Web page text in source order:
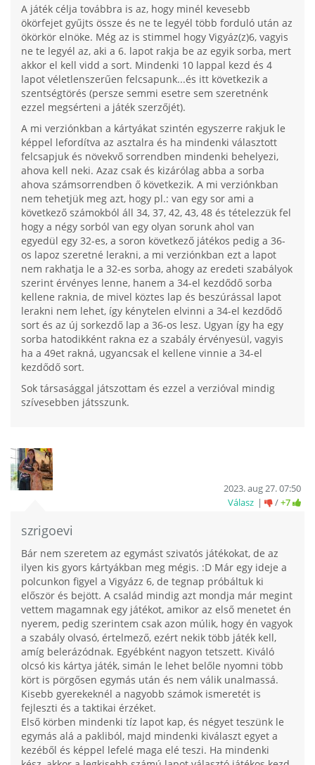
A játék célja továbbra is az, hogy minél kevesebb
ökörfejet gyűjts össze és ne te legyél több forduló után az
ökörkör elnöke. Még az is stimmel hogy Vigyáz(z)6, vagyis
ne te legyél az, aki a 6. lapot rakja be az egyik sorba, mert
akkor el kell vidd a sort. Mindenki 10 lappal kezd és 4
lapot véletlenszerűen felcsapunk...és itt következik a
szentségtörés (persze semmi esetre sem szeretnénk
ezzel megsérteni a játék szerzőjét).
A mi verziónkban a kártyákat szintén egyszerre rakjuk le
képpel lefordítva az asztalra és ha mindenki választott
felcsapjuk és növekvő sorrendben mindenki behelyezi,
ahova kell neki. Azaz csak és kizárólag abba a sorba
ahova számsorrendben ő következik. A mi verziónkban
nem tehetjük meg azt, hogy pl.: van egy sor ami a
következő számokból áll 34, 37, 42, 43, 48 és tételezzük fel
hogy a négy sorból van egy olyan sorunk ahol van
egyedül egy 32-es, a soron következő játékos pedig a 36-
os lapoz szeretné lerakni, a mi verziónkban ezt a lapot
nem rakhatja le a 32-es sorba, ahogy az eredeti szabályok
szerint érvényes lenne, hanem a 34-el kezdődő sorba
kellene raknia, de mivel köztes lap és beszúrással lapot
lerakni nem lehet, így kénytelen elvinni a 34-el kezdődő
sort és az új sorkezdő lap a 36-os lesz. Ugyan így ha egy
sorba hatodikként rakna ez a szabály érvényesül, vagyis
ha a 49et rakná, ugyancsak el kellene vinnie a 34-el
kezdődő sort.
Sok társasággal játszottam és ezzel a verzióval mindig
szívesebben játsszunk.
szrigoevi
2023. aug 27. 07:50
Válasz
/+7
Bár nem szeretem az egymást szivatós játékokat, de az
ilyen kis gyors kártyákban meg mégis. :D Már egy ideje a
polcunkon figyel a Vigyázz 6, de tegnap próbáltuk ki
először és bejött. A család mindig azt mondja már megint
vettem magamnak egy játékot, amikor az első menetet én
nyerem, pedig szerintem csak azon múlik, hogy én vagyok
a szabály olvasó, értelmező, ezért nekik több játék kell,
amíg belerázódnak. Egyébként nagyon tetszett. Kiváló
olcsó kis kártya játék, simán le lehet belőle nyomni több
kört is pörgősen egymás után és nem válik unalmassá.
Kisebb gyerekeknél a nagyobb számok ismeretét is
fejleszti és a taktikai érzéket.
Első körben mindenki tíz lapot kap, és négyet teszünk le
egymás alá a pakliból, majd mindenki kiválaszt egyet a
kezéből és képpel lefelé maga elé teszi. Ha mindenki